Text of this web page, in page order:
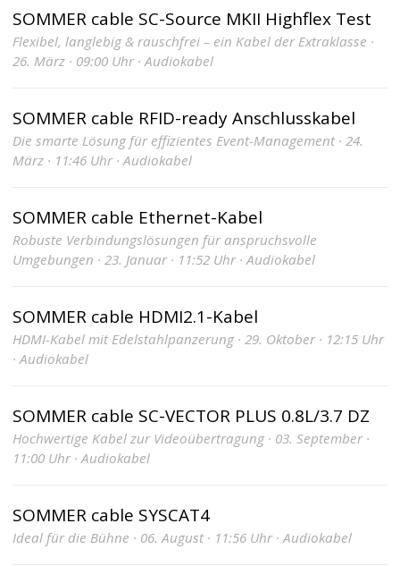
SOMMER cable SC-Source MKII Highflex Test
Flexibel, langlebig & rauschfrei – ein Kabel der Extraklasse ·
26. März · 09:00 Uhr · Audiokabel
SOMMER cable RFID-ready Anschlusskabel
Die smarte Lösung für effizientes Event-Management · 24.
März · 11:46 Uhr · Audiokabel
SOMMER cable Ethernet-Kabel
Robuste Verbindungslösungen für anspruchsvolle
Umgebungen · 23. Januar · 11:52 Uhr · Audiokabel
SOMMER cable HDMI2.1-Kabel
HDMI-Kabel mit Edelstahlpanzerung · 29. Oktober · 12:15 Uhr
· Audiokabel
SOMMER cable SC-VECTOR PLUS 0.8L/3.7 DZ
Hochwertige Kabel zur Videoübertragung · 03. September ·
11:00 Uhr · Audiokabel
SOMMER cable SYSCAT4
Ideal für die Bühne · 06. August · 11:56 Uhr · Audiokabel